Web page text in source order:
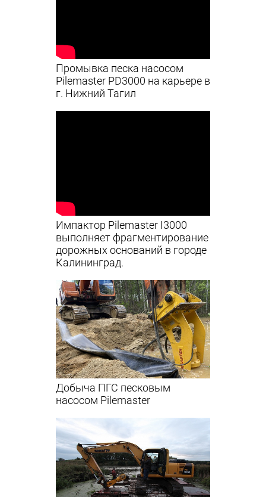
Промывка песка насосом
Pilemaster PD3000 на карьере в
г. Нижний Тагил
Импактор Pilemaster I3000
выполняет фрагментирование
дорожных оснований в городе
Калининград.
Добыча ПГС песковым
насосом Pilemaster